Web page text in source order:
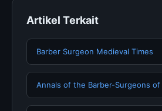
Artikel Terkait
Barber Surgeon Medieval Times
Annals of the Barber-Surgeons